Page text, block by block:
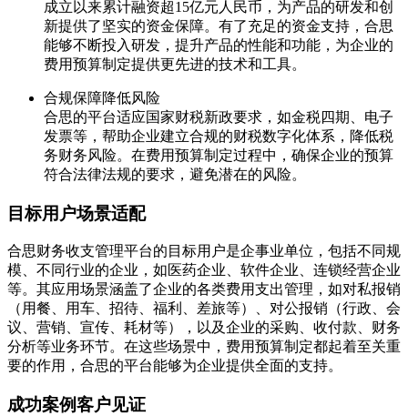
成立以来累计融资超15亿元人民币，为产品的研发和创
新提供了坚实的资金保障。有了充足的资金支持，合思
能够不断投入研发，提升产品的性能和功能，为企业的
费用预算制定提供更先进的技术和工具。
合规保障降低风险
合思的平台适应国家财税新政要求，如金税四期、电子
发票等，帮助企业建立合规的财税数字化体系，降低税
务财务风险。在费用预算制定过程中，确保企业的预算
符合法律法规的要求，避免潜在的风险。
目标用户场景适配
合思财务收支管理平台的目标用户是企事业单位，包括不同规
模、不同行业的企业，如医药企业、软件企业、连锁经营企业
等。其应用场景涵盖了企业的各类费用支出管理，如对私报销
（用餐、用车、招待、福利、差旅等）、对公报销（行政、会
议、营销、宣传、耗材等），以及企业的采购、收付款、财务
分析等业务环节。在这些场景中，费用预算制定都起着至关重
要的作用，合思的平台能够为企业提供全面的支持。
成功案例客户见证